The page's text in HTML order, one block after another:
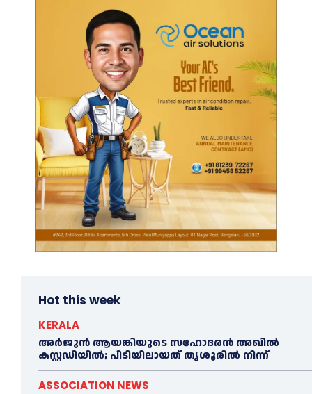
Hot this week
KERALA
അര്‍ജുന്‍ ആയങ്കിയുടെ സഹോദരന്‍ അഖില്‍
കസ്റ്റഡിയില്‍; പിടിയിലായത് തൃശൂരില്‍ നിന്ന്
ASSOCIATION NEWS